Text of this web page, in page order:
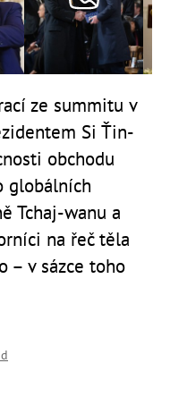
ze summitu v
Si Ťin-
obchodu
globálních
Tchaj-wanu a
na řeč těla
– v sázce toho